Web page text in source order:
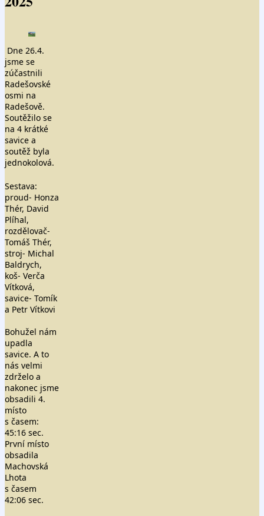
Dne 26.4.
jsme se
zúčastnili
Radešovské
osmi na
Radešově.
Soutěžilo se
na 4 krátké
savice a
soutěž byla
jednokolová.
Sestava:
proud- Honza
Thér, David
Plíhal,
rozdělovač-
Tomáš Thér,
stroj- Michal
Baldrych,
koš- Verča
Vítková,
savice- Tomík
a Petr Vítkovi
Bohužel nám
upadla
savice. A to
nás velmi
zdrželo a
nakonec jsme
obsadili 4.
místo
s časem:
45:16 sec.
První místo
obsadila
Machovská
Lhota
s časem
42:06 sec.